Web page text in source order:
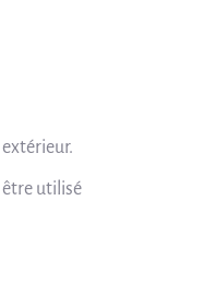
utilisé